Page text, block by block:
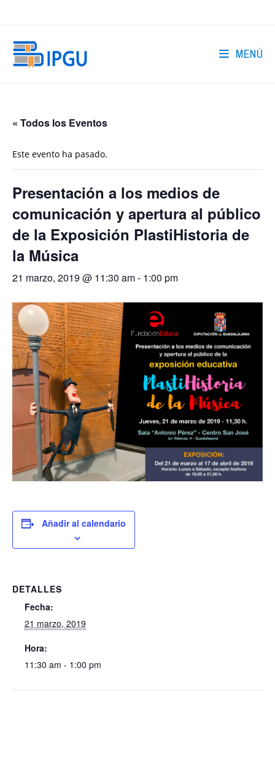
MENÚ
« Todos los Eventos
Este evento ha pasado.
Presentación a los medios de
comunicación y apertura al público
de la Exposición PlastiHistoria de
la Música
21 marzo, 2019 @ 11:30 am- 1:00 pm
Añadir al calendario
DETALLES
Fecha:
21 marzo, 2019
Hora:
11:30 am - 1:00 pm